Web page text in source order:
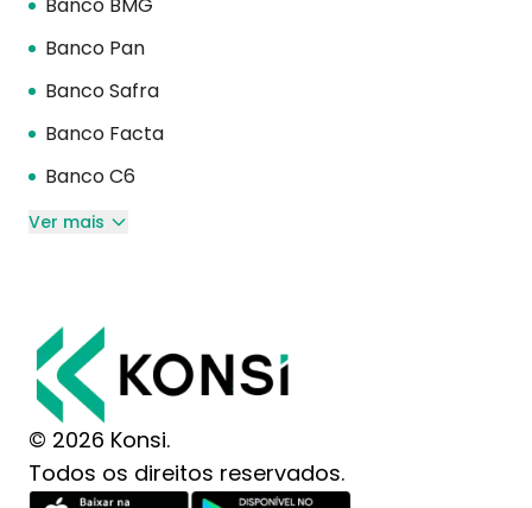
Banco Pan
Banco Safra
Banco Facta
Banco C6
Ver mais
© 2026 Konsi.
Todos os direitos reservados.